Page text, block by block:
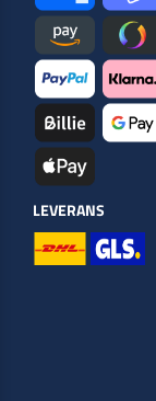
LEVERANS